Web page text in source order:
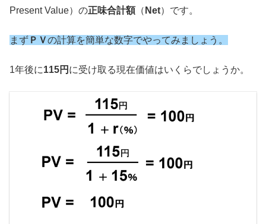
Present Value）の正味合計額（ Net）です。
まず ＰＶの計算を簡単な数字でやってみましょう。
1年後に115円 に受け取る現在価値はいくらでしょうか。